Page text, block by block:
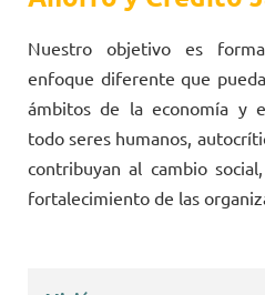
Nuestro objetivo es
enfoque diferente que
ámbitos de la economía y
todo seres humanos,
contribuyan al cambio
fortalecimiento de las